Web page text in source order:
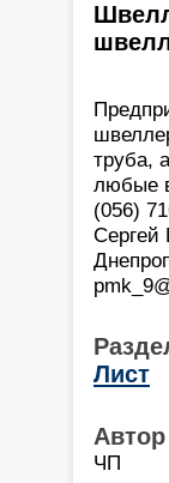
труба,
любые
(056)
Сергей
Лист
ЧП